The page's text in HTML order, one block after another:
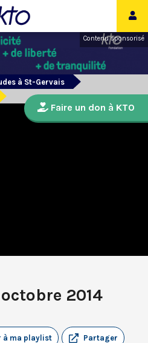
Contenu sponsorisé
à St-Gervais
2014
Partager
à ma playlist
Faire un don à KTO